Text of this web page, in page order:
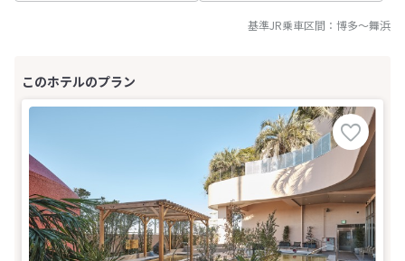
基準JR乗車区間： 博多～舞浜